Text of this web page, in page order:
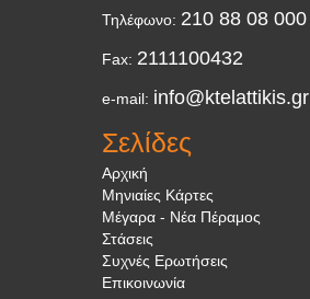
Τηλέφωνο: 210 88 08 000
Fax: 2111100432
e-mail: info@ktelattikis.gr
Σελίδες
Αρχική
Μηνιαίες Κάρτες
Μέγαρα - Νέα Πέραμος
Στάσεις
Συχνές Ερωτήσεις
Επικοινωνία